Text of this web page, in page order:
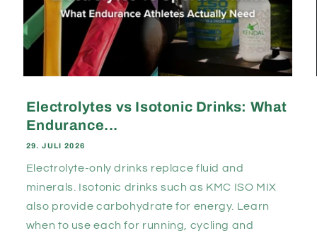
Electrolytes vs Isotonic Drinks: What
Endurance...
29. JULI 2026
Electrolyte-only drinks replace fluid and
minerals. Isotonic drinks such as KMC ISO MIX
also provide carbohydrate for energy. Learn
when to use each for running, cycling and